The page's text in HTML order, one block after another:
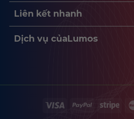
Liên kết nhanh
Dịch vụ củaLumos